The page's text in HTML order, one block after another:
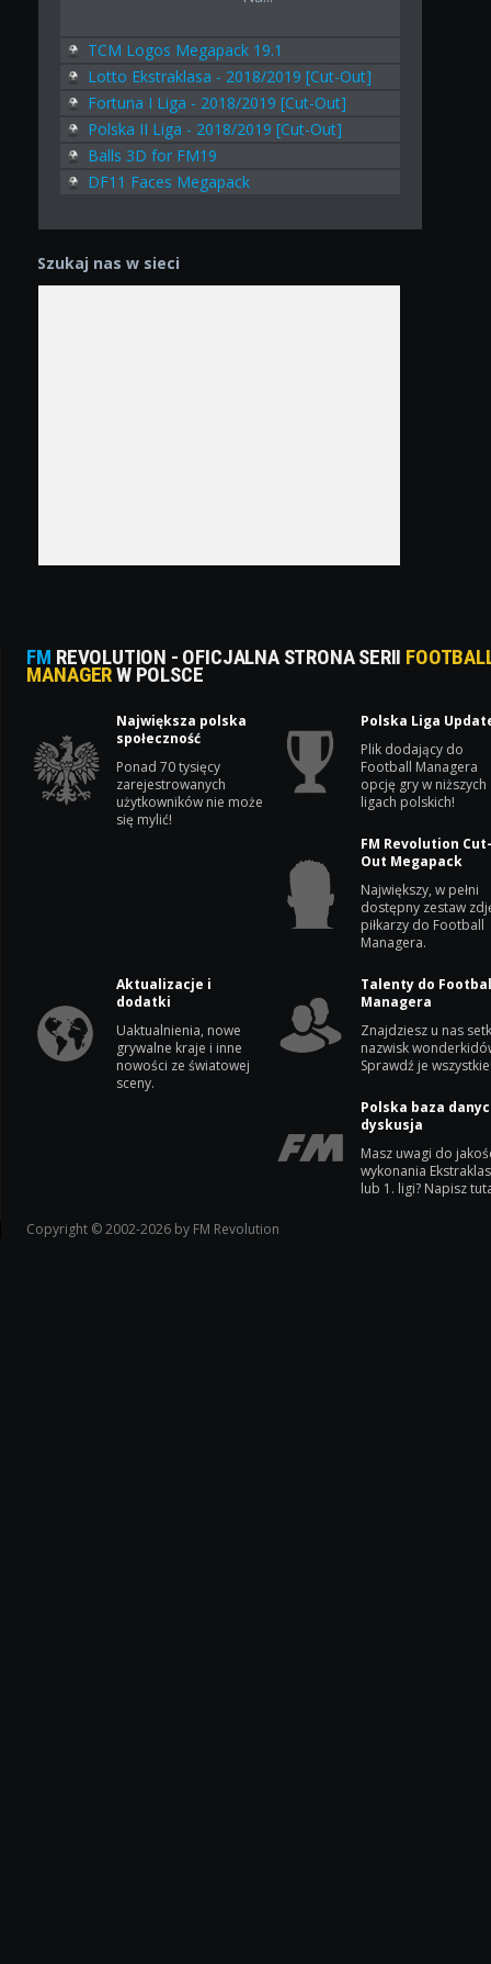
TCM Logos Megapack 19.1
Lotto Ekstraklasa - 2018/2019 [Cut-Out]
Fortuna I Liga - 2018/2019 [Cut-Out]
Polska II Liga - 2018/2019 [Cut-Out]
Balls 3D for FM19
DF11 Faces Megapack
Szukaj nas w sieci
FM REVOLUTION - OFICJALNA STRONA SERII
MANAGERW POLSCE
Największa polska
społeczność
Ponad 70 tysięcy
zarejestrowanych
użytkowników nie może
się mylić!
Polska Liga
Plik dodający do
Football Managera
opcję gry w niższych
ligach polskich!
FM Revolution
Out Megapack
Największy, w pełni
dostępny zestaw
piłkarzy do Football
Managera.
Aktualizacje i
dodatki
Uaktualnienia, nowe
grywalne kraje i inne
nowości ze światowej
sceny.
Talenty do
Managera
Znajdziesz u nas
nazwisk
Sprawdź je
Polska baza
dyskusja
Masz uwagi do
wykonania
lub 1. ligi? Napisz
Copyright © 2002-2026 by FM Revolution